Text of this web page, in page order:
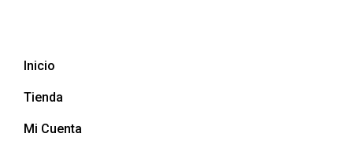
Inicio
Tienda
Mi Cuenta